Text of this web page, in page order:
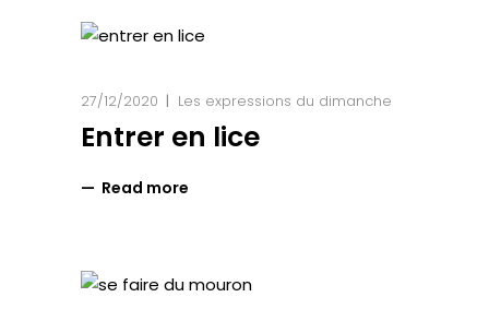
27/12/2020 Les expressions du dimanche
Entrer en lice
Read more